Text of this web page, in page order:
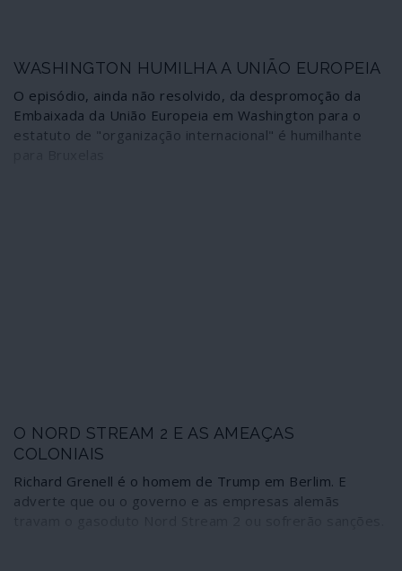
WASHINGTON HUMILHA A UNIÃO EUROPEIA
O episódio, ainda não resolvido, da despromoção da
Embaixada da União Europeia em Washington para o
estatuto de "organização internacional" é humilhante
O NORD STREAM 2 E AS AMEAÇAS
COLONIAIS
Richard Grenell é o homem de Trump em Berlim. E
adverte que ou o governo e as empresas alemãs